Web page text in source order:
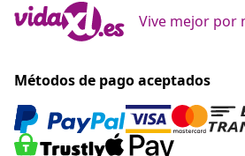
Vive mejor por
Métodos de pago aceptados